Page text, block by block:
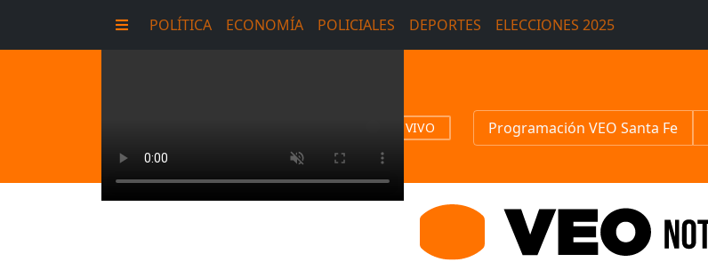
POLÍTICA ECONOMÍA POLICIALES DEPORTES ELECCIONES 2025
EN VIVO Programación VEO Santa Fe